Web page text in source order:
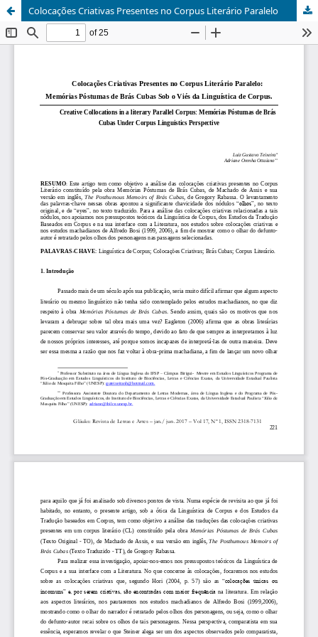
Colocações Criativas Presentes no Corpus Literário Paralelo